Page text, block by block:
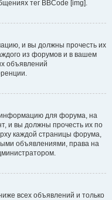
тег BBCode [img].
и вы должны прочесть их
из форумов и в вашем
объявлений
для форума, на
и вы должны прочесть их по
каждой страницы форума,
объявлениями, права на
всех объявлений и только